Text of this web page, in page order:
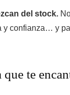
del stock.
confianza… y
te